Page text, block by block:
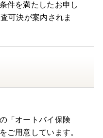
件を満たしたお申し
可決が案内されま
「オートバイ保険
ご用意しています。